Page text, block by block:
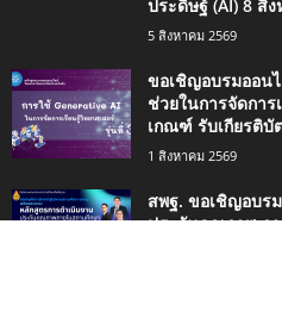
ประดิษฐ์ (AI) 8 สิ
5 สิงหาคม 2569
ขอเชิญอบรมออน
ช่วยในการจัดกา
เกณฑ์ รับเกียรติบั
1 สิงหาคม 2569
สพฐ. ขอเชิญอบร
ประกันคุณภาพ ภ